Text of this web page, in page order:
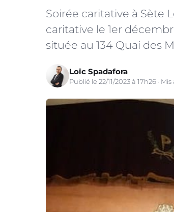
Soirée caritative à Sète
caritative le 1er
située au 134 Quai des
Loïc Spadafora
Publié le 22/11/2023 à 17h26 ·